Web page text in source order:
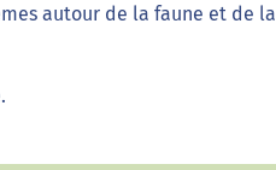
autour de la faune et de la